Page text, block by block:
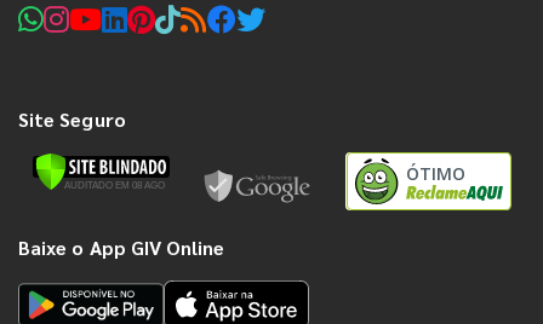
Site Seguro
ÓTIMO
Baixe o App GIV Online